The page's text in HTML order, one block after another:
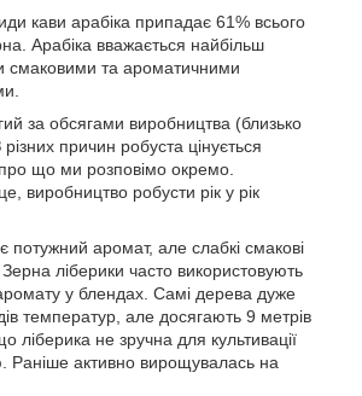
кави арабіка припадає 61% всього
Арабіка вважається найбільш
смаковими та ароматичними
за обсягами виробництва (близько
причин робуста цінується
що ми розповімо окремо.
виробництво робусти рік у рік
потужний аромат, але слабкі смакові
ліберики часто використовують
у блендах. Самі дерева дуже
температур, але досягають 9 метрів
ліберика не зручна для культивації
Раніше активно вирощувалась на